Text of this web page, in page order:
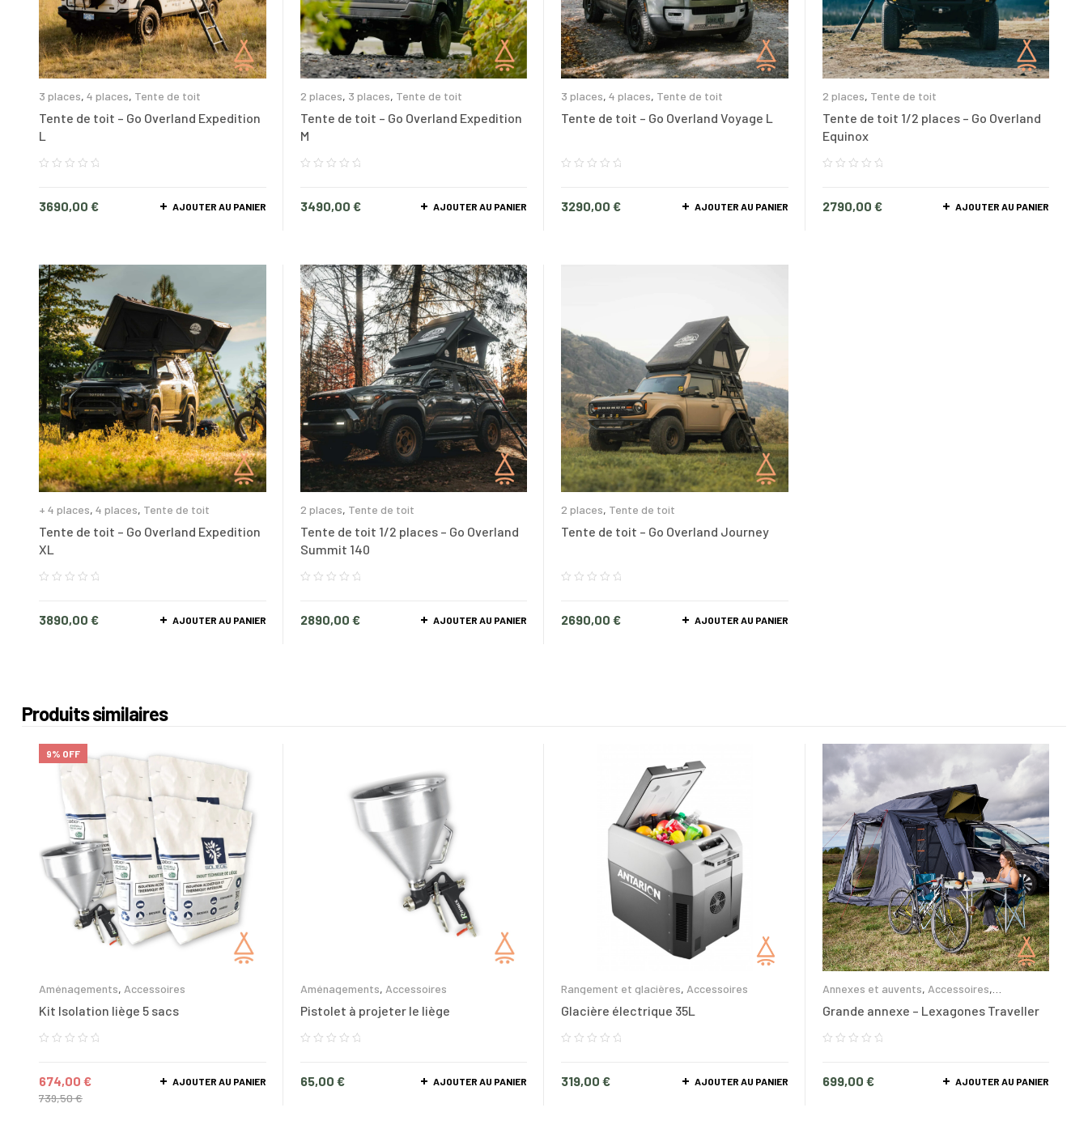
3 places, 4 places, Tente de toit
Tente de toit – Go Overland Expedition
L
3690,00 € AJOUTER AU PANIER
2 places, 3 places, Tente de toit
Tente de toit – Go Overland Expedition
M
3490,00 € AJOUTER AU PANIER
3 places, 4 places, Tente de toit
Tente de toit – Go Overland Voyage L
3290,00 € AJOUTER AU PANIER
2 places, Tente de toit
Tente de toit 1/2 places – Go Overland
Equinox
2790,00 € AJOUTER AU PANIER
+ 4 places, 4 places, Tente de toit
Tente de toit – Go Overland Expedition
XL
3890,00 € AJOUTER AU PANIER
2 places, Tente de toit
Tente de toit 1/2 places – Go Overland
Summit 140
2890,00 € AJOUTER AU PANIER
2 places, Tente de toit
Tente de toit – Go Overland Journey
2690,00 € AJOUTER AU PANIER
Produits similaires
9% OFF
Aménagements, Accessoires
Kit Isolation liège 5 sacs
739,50€
674,00 € AJOUTER AU PANIER
Aménagements, Accessoires
Pistolet à projeter le liège
65,00 € AJOUTER AU PANIER
Rangement et glacières, Accessoires
Glacière électrique 35L
319,00 € AJOUTER AU PANIER
Annexes et auvents, Accessoires,
Grande annexe – Lexagones Traveller
699,00 € AJOUTER AU PANIER